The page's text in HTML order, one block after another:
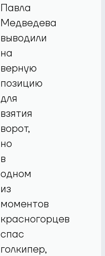
Павла
Медведева
выводили
на
верную
позицию
для
взятия
ворот,
но
в
одном
из
моментов
красногорцев
спас
голкипер,